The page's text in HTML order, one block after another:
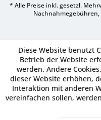
* Alle Preise inkl. gesetzl.
Diese Website benutzt
Betrieb der Website
werden. Andere
dieser Website erhöhen,
Interaktion mit anderen
vereinfachen sollen,